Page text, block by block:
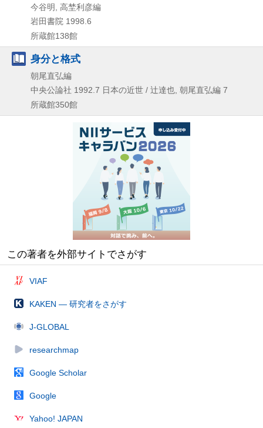
今谷明, 高埜利彦編
岩田書院 1998.6
所蔵館138館
身分と格式
朝尾直弘編
中央公論社 1992.7 日本の近世 / 辻達也, 朝尾直弘編 7
所蔵館350館
この著者を外部サイトでさがす
VIAF
KAKEN — 研究者をさがす
J-GLOBAL
researchmap
Google Scholar
Google
Yahoo! JAPAN